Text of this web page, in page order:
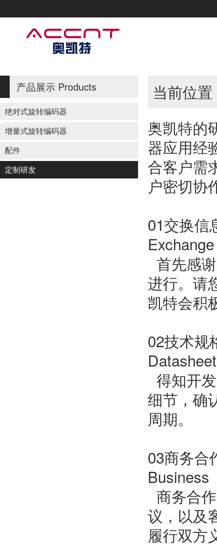
产品展示 Products
绝对式旋转编码器
增量式旋转编码器
配件
定制研发
当前位
奥凯特的
器应用经
合客户需
户密切协
01交换信
首先感
进行。请
凯特会积
02技术规
Datasheet
得知开
细节，确
周期。
03商务合
Business
商务合
议，以及
履行双方